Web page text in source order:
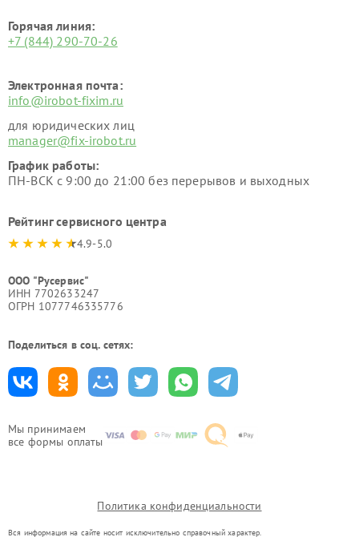
Мы принимаем
все формы оплаты
Горячая линия:
+7 (844) 290-70-26
Электронная почта:
info@irobot-fixim.ru
для юридических лиц
manager@fix-irobot.ru
График работы:
ПН-ВСК с 9:00 до 21:00 без перерывов и выходных
Рейтинг сервисного центра
4.9-5.0
ООО "Русервис"
ИНН 7702633247
ОГРН 1077746335776
Поделиться в соц. сетях:
Политика конфиденциальности
Вся информация на сайте носит исключительно справочный характер.